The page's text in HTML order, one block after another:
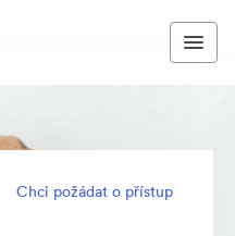
Chci požádat o přístup